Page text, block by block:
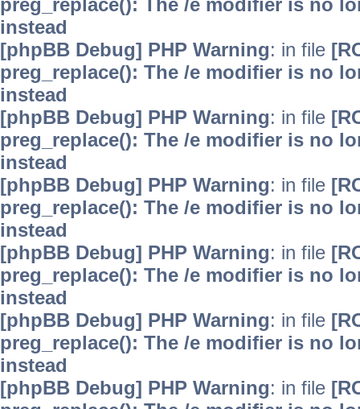
preg_replace(): The /e modifier is no
instead
[phpBB Debug] PHP Warning: in file
preg_replace(): The /e modifier is no
instead
[phpBB Debug] PHP Warning: in file
preg_replace(): The /e modifier is no
instead
[phpBB Debug] PHP Warning: in file
preg_replace(): The /e modifier is no
instead
[phpBB Debug] PHP Warning: in file
preg_replace(): The /e modifier is no
instead
[phpBB Debug] PHP Warning: in file
preg_replace(): The /e modifier is no
instead
[phpBB Debug] PHP Warning: in file